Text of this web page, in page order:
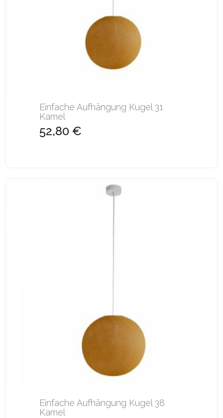
Einfache Aufhängung Kugel 31
Kamel
52,80 €
Einfache Aufhängung Kugel 38
Kamel